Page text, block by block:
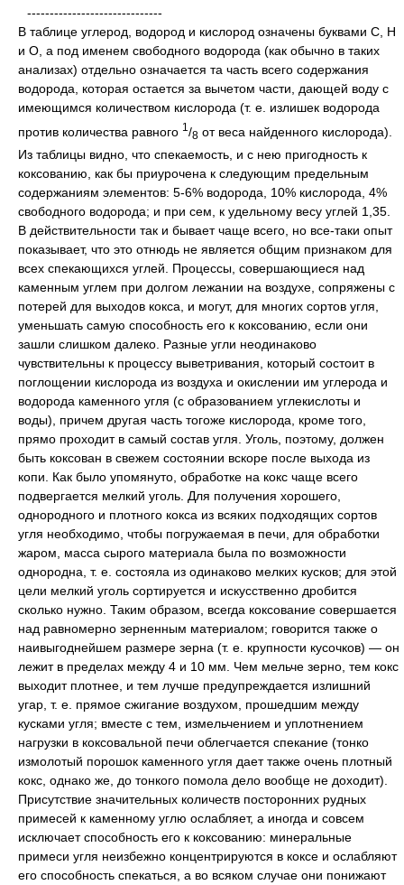
------------------------------
В таблице углерод, водород и кислород означены буквами C, H
и O, а под именем свободного водорода (как обычно в таких
анализах) отдельно означается та часть всего содержания
водорода, которая остается за вычетом части, дающей воду с
имеющимся количеством кислорода (т. е. излишек водорода
против количества равного 1 /8 от веса найденного кислорода).
Из таблицы видно, что спекаемость, и с нею пригодность к
коксованию, как бы приурочена к следующим предельным
содержаниям элементов: 5-6% водорода, 10% кислорода, 4%
свободного водорода; и при сем, к удельному весу углей 1,35.
В действительности так и бывает чаще всего, но все-таки опыт
показывает, что это отнюдь не является общим признаком для
всех спекающихся углей. Процессы, совершающиеся над
каменным углем при долгом лежании на воздухе, сопряжены с
потерей для выходов кокса, и могут, для многих сортов угля,
уменьшать самую способность его к коксованию, если они
зашли слишком далеко. Разные угли неодинаково
чувствительны к процессу выветривания, который состоит в
поглощении кислорода из воздуха и окислении им углерода и
водорода каменного угля (с образованием углекислоты и
воды), причем другая часть тогоже кислорода, кроме того,
прямо проходит в самый состав угля. Уголь, поэтому, должен
быть коксован в свежем состоянии вскоре после выхода из
копи. Как было упомянуто, обработке на кокс чаще всего
подвергается мелкий уголь. Для получения хорошего,
однородного и плотного кокса из всяких подходящих сортов
угля необходимо, чтобы погружаемая в печи, для обработки
жаром, масса сырого материала была по возможности
однородна, т. е. состояла из одинаково мелких кусков; для этой
цели мелкий уголь сортируется и искусственно дробится
сколько нужно. Таким образом, всегда коксование совершается
над равномерно зерненным материалом; говорится также о
наивыгоднейшем размере зерна (т. е. крупности кусочков) — он
лежит в пределах между 4 и 10 мм. Чем мельче зерно, тем кокс
выходит плотнее, и тем лучше предупреждается излишний
угар, т. е. прямое сжигание воздухом, прошедшим между
кусками угля; вместе с тем, измельчением и уплотнением
нагрузки в коксовальной печи облегчается спекание (тонко
измолотый порошок каменного угля дает также очень плотный
кокс, однако же, до тонкого помола дело вообще не доходит).
Присутствие значительных количеств посторонних рудных
примесей к каменному углю ослабляет, а иногда и совсем
исключает способность его к коксованию: минеральные
примеси угля неизбежно концентрируются в коксе и ослабляют
его способность спекаться, а во всяком случае они понижают